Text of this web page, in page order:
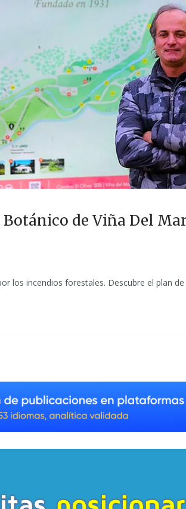
de Viña Del
los incendios forestales. Descubre el plan